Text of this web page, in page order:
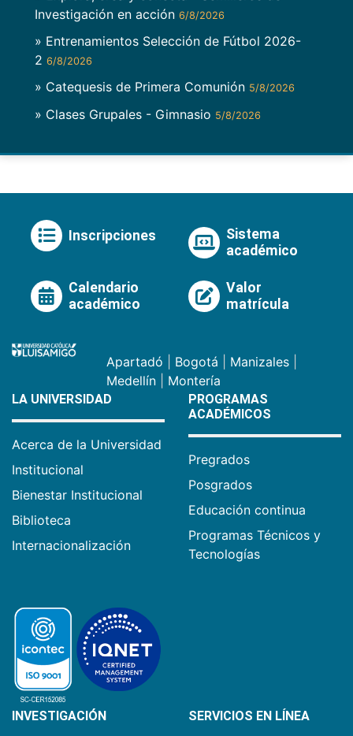
Investigación en acción 6/8/2026
» Entrenamientos Selección de Fútbol 2026-
2 6/8/2026
» Catequesis de Primera Comunión 5/8/2026
» Clases Grupales - Gimnasio 5/8/2026
Inscripciones
Sistema
académico
Calendario
académico
Valor
matrícula
Apartadó Bogotá Manizales
Medellín
Montería
LA UNIVERSIDAD
Acerca de la Universidad
Institucional
Bienestar Institucional
Biblioteca
Internacionalización
PROGRAMAS
ACADÉMICOS
Pregrados
Posgrados
Educación continua
Programas Técnicos y
Tecnologías
INVESTIGACIÓN SERVICIOS EN LÍNEA